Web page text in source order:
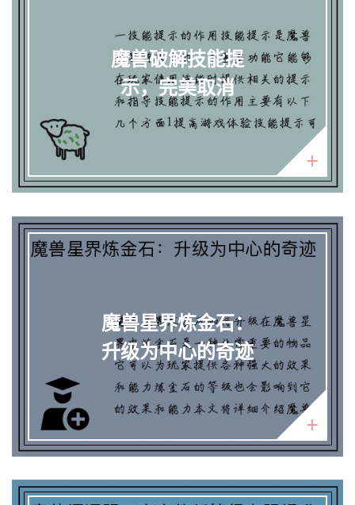
魔兽破解技能提
示，完美取消
魔兽星界炼金石：
升级为中心的奇迹